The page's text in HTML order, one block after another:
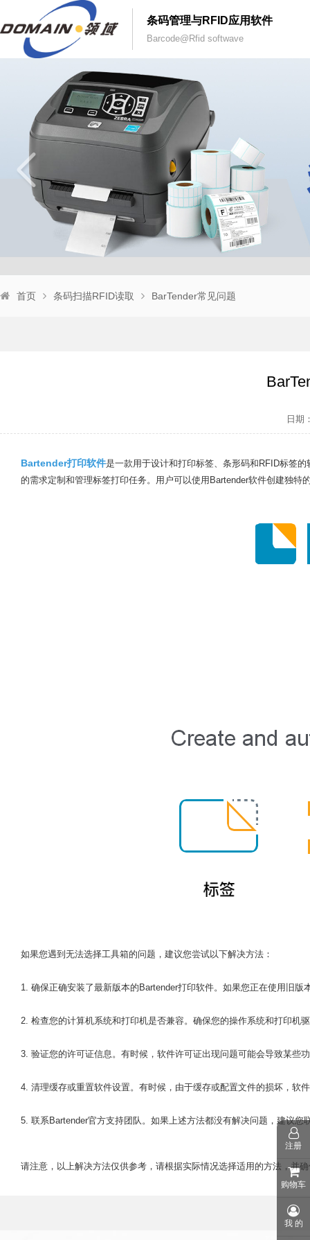
条码管理与RFID应用软件
Barcode@Rfid softwave
首页 条码扫描RFID读取 BarTender常见问题
日期
Bartender打印软件是一款用于设计和打印标签、条形码和RFID标签
的需求定制和管理标签打印任务。用户可以使用Bartender软件创建独
如果您遇到无法选择工具箱的问题，建议您尝试以下解决方法：
1. 确保正确安装了最新版本的Bartender打印软件。如果您正在使用旧
2. 检查您的计算机系统和打印机是否兼容。确保您的操作系统和打印机
3. 验证您的许可证信息。有时候，软件许可证出现问题可能会导致某些
4. 清理缓存或重置软件设置。有时候，由于缓存或配置文件的损坏，软
5. 联系Bartender官方支持团队。如果上述方法都没有解决问题，建议
请注意，以上解决方法仅供参考，请根据实际情况选择适用的方法，并
注册
购物车
我 的